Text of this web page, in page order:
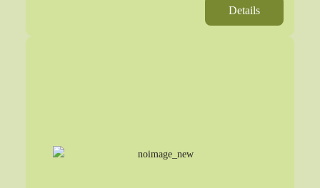
Details